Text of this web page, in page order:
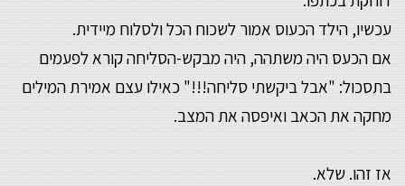
עכשיו, הילד הכעוס אמור לשכוח הכל ולסלוח מיידית.
אם הכעס היה משתהה, היה מבקש-הסליחה קורא לפעמים
בתסכול: "אבל ביקשתי סליחה!!!" כאילו עצם אמירת המילים
מחקה את הכאב ואיפסה את המצב.
אז זהו. שלא.